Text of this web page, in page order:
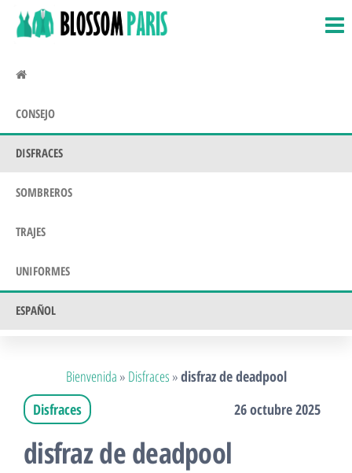
Saltar
CONSEJO
DISFRACES
SOMBREROS
TRAJES
UNIFORMES
ESPAÑOL
Bienvenida » Disfraces »disfraz de deadpool
Disfraces
26 octubre 2025
disfraz de deadpool